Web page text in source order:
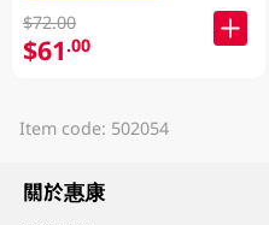
$72.00
$61.00
Item code: 502054
關於惠康